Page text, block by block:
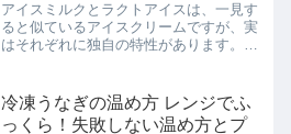
アイスミルクとラクトアイスは、一見す
ると似ているアイスクリームですが、実
はそれぞれに独自の特性があります。そ
記事では、アイスミルクとラクトアイス
の主な違いに焦点を当て、それぞれの特
冷凍うなぎの温め方 レンジでふ
っくら！失敗しない温め方とプ